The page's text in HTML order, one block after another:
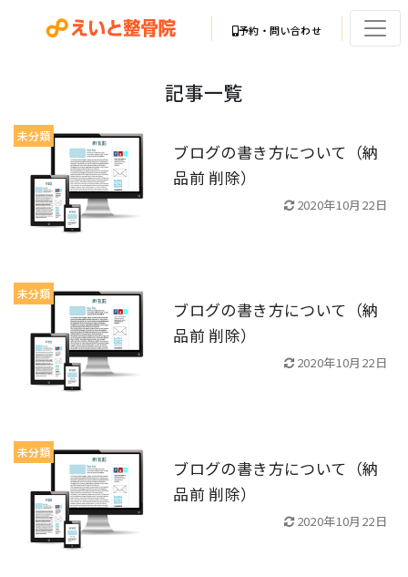
予約・問い合わせ
記事一覧
未分類
ブログの書き方について（納
品前 削除）
2020年10月22日
未分類
ブログの書き方について（納
品前 削除）
2020年10月22日
未分類
ブログの書き方について（納
品前 削除）
2020年10月22日